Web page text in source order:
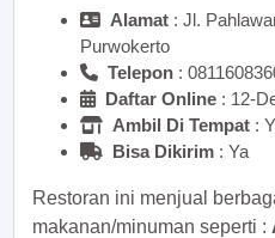
Alamat : Jl.
Purwokerto
Telepon :
Daftar Online : 12-
Ambil Di Tempat :
Bisa Dikirim : Ya
Restoran ini menjual
makanan/minuman seperti :